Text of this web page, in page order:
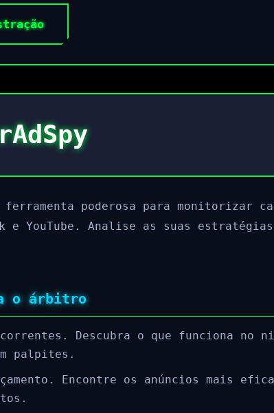
ferramenta poderosa para monitorizar
e YouTube. Analise as suas
o árbitro
Descubra o que funciona no
palpites.
Encontre os anúncios mais